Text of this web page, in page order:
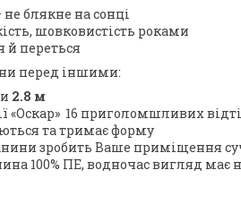
не блякне на сонці
шовковистість роками
й переться
перед іншими:
2.8 м
«Оскар» 16 приголомшливих
та тримає форму
зробить Ваше приміщення
100% ПЕ, водночас вигляд має